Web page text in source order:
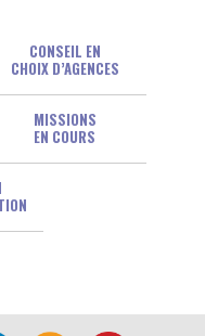
CONSEIL EN
CHOIX D’AGENCES
MISSIONS
EN COURS